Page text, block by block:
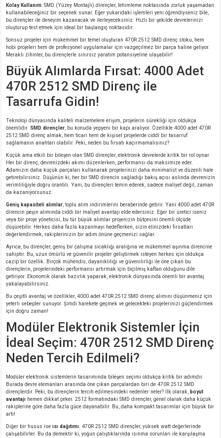
Kolay Kullanım: SMD (Yüzey Montajlı) dirençler, lehimleme noktasında zorluk yaşamadan
kullanabileceğiniz bir seçenek sunar. Eğer yukarıdaki işlemleri yeni öğrendiyseniz bile,
bu dirençler ile deneyim kazanacak ve ilerleyeceksiniz. Hızlı bir şekilde devrelerinizi
oluşturup test etmek için ideal bir başlangıç noktasıdır.
Sonsuz projeler için mükemmel bir temel oluşturan 470R 2512 SMD direnç stoku, hem
hobi projeleri hem de profesyonel uygulamalar için vazgeçilmez bir parça haline geliyor.
Meraklı zihinler, bu dirençlerle sınırsız yaratım potansiyeline ulaşabilir!
Büyük Alımlarda Fırsat: 4000 Adet
470R 2512 SMD Direnç ile
Tasarrufa Gidin!
Teknoloji dünyasında kaliteli malzemelere erişim, projelerin sürekliği için oldukça
önemlidir. SMD dirençler , bu konuda yepyeni bir kapı aralıyor. Özellikle 4000 adet 470R
2512 SMD direnç almak, hem ticari hem de kişisel projelerde ciddi bir tasarruf
sağlamanın anahtarı olabilir. Peki, neden bu fırsatı kaçırmamalısınız?
Küçük ama etkili bir bileşen olan SMD dirençler, elektronik devrelerde kritik bir rol oynar.
Her bir direnç, devrenizdeki akımı düzenlerken, performansı da maksimize eder.
Adamızın daha küçük parçaları kullanarak projelerinizi daha minimalist ve düzenli hale
getirebilirsiniz. Düşünün ki, her bir SMD direncin sağladığı bakış açısı aslında devrenizin
verimliliğiyle doğru orantılı. Yani, bu dirençleri temin ederek, sadece maliyet değil, zaman
da kazanıyorsunuz.
Geniş kapasiteli alımlar , toplu alım indirimlerini beraberinde getirir. Yani 4000 adet 470R
direncin peşin alımında ciddi bir maliyet avantajı elde edersiniz. Eğer bir üretici iseniz
veya bir proje yöneticisi, bu tür büyük alımlar projenizin bütçesini önemli ölçüde
düşürebilir. Herkes daha fazla kazanmayı hedeflerken, sizin elinizdeki fırsatları
değerlendirmek, rakiplerinizin bir adım önüne geçmenizi sağlar.
Ayrıca, bu dirençler, geniş bir çalışma sıcaklığı aralığına ve mükemmel aşınma direncine
sahiptir. Bu, uzun ömürlü ve güvenilir projeler geliştirmek isteyen herkes için oldukça
cazip bir özellik. Birçok mühendis, dayanıklılığı ve güvenilirliği ile öne çıkan bu
dirençlerin, projelerindeki performansı artırmak için biçilmiş kaftan olduğunu dile
getiriyor. Ekonomik olarak hazırlık yaparak, elektronik dünyasında önemli bir avantaj
yakalayabilirsiniz.
Bu çeşitli avantaj ve özellikler, 4000 adet 470R 2512 SMD direnç alımını düşünmeniz için
yeterli sebepler sunuyor. Şimdi harekete geçmek ve gelecekteki projelerinizi güçlendirmek
için doğru zaman!
Modüler Elektronik Sistemler İçin
İdeal Seçim: 470R 2512 SMD Direnç
Neden Tercih Edilmeli?
Modüler elektronik sistemlerin tasarımında bileşen seçimi oldukça kritik bir adımdır.
Burada devre elemanları arasında öne çıkan parçalardan biri de 470R 2512 SMD
dirençlerdir. Peki, bu dirençlerin tercih edilmesindeki nedenler neler? İlk olarak,
boyut
avantajı hemen dikkat çeker. 2512 formatındaki SMD dirençler, genel olarak daha küçük
rakiplerine göre daha fazla güce dayanabilir. Bu, daha kompakt tasarımlar için büyük bir
artı!
Diğer bir husus ise ısı dağıtımı . 470R 2512 SMD dirençler, yüksek watt değerlerinde
çalışabilirler. Bu da demektir ki, yoğun çalıştıklarında ısınma sorunları ile karşılaşma